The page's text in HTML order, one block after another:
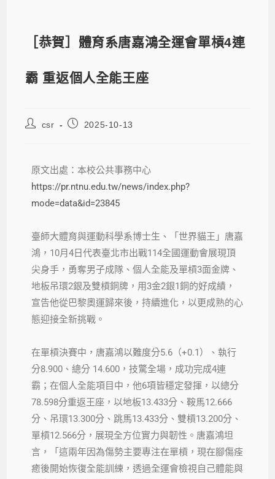
［恭賀］體育系唐嘉鴻全運會單槓4連
霸 重返個人全能王座
csr 2025-10-13
原文出處：本校公共事務中心
https://pr.ntnu.edu.tw/news/index.php?
mode=data&id=23845
臺師大體育與運動科學系博士生、「世界貓王」唐嘉
鴻，10月4日代表臺北市出戰114全國運動會展現頂
尖身手，勇奪男子成隊、個人全能及單槓3面金牌、
地板吊環2銀及雙槓銅牌，用3金2銀1銅的好成績，
宣告他從巴黎奧運歸來後，持續進化，以更成熟的心
態迎接全新挑戰。
在單槓決賽中，唐嘉鴻以難度分5.6（+0.1）、執行
分8.900、總分 14.600，技驚全場，成功完成4連
霸；在個人全能項目中，他6項皆穩定發揮，以總分
78.598分重返王座，以地板13.433分、鞍馬12.666
分、吊環13.300分、跳馬13.433分、雙槓13.200分、
單槓12.566分，展現全方位實力與韌性。唐嘉鴻坦
言，「這兩年因為傷勢主要專注在單槓，現在腳傷痊
癒後開始恢復全能訓練，透過全運會檢視自己體能與